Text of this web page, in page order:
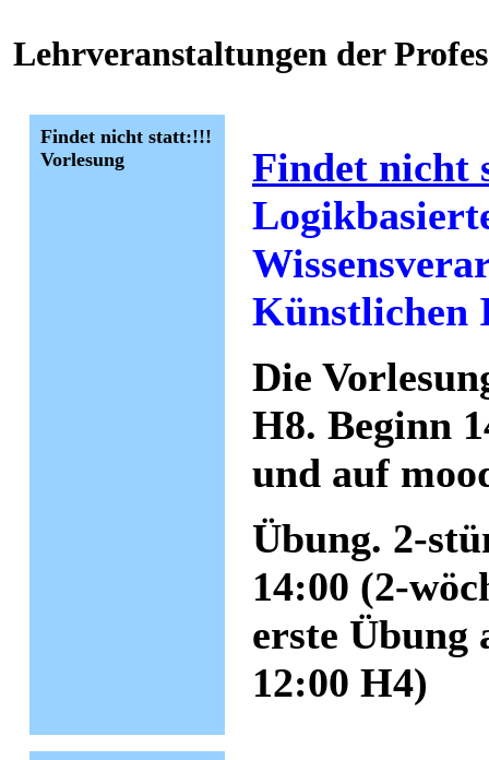
Lehrveranstaltungen der
Findet nicht statt:!!!
Vorlesung
Findet nicht
Künstlichen
Die
H8. Beginn
und auf
Übung. 2-
14:00 (2-
erste Übung
12:00 H4)